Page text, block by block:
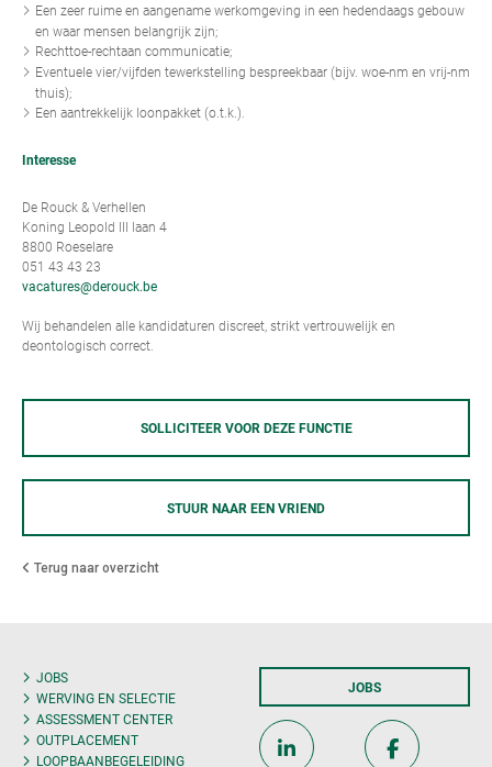
Een zeer ruime en aangename werkomgeving in een hedendaags gebouw
en waar mensen belangrijk zijn;
Rechttoe-rechtaan communicatie;
Eventuele vier/vijfden tewerkstelling bespreekbaar (bijv. woe-nm en vrij-nm
thuis);
Een aantrekkelijk loonpakket (o.t.k.).
Interesse
De Rouck & Verhellen
Koning Leopold III laan 4
8800 Roeselare
051 43 43 23
vacatures@derouck.be
Wij behandelen alle kandidaturen discreet, strikt vertrouwelijk en
deontologisch correct.
SOLLICITEER VOOR DEZE FUNCTIE
STUUR NAAR EEN VRIEND
Terug naar overzicht
JOBS
WERVING EN SELECTIE
ASSESSMENT CENTER
OUTPLACEMENT
LOOPBAANBEGELEIDING
JOBS